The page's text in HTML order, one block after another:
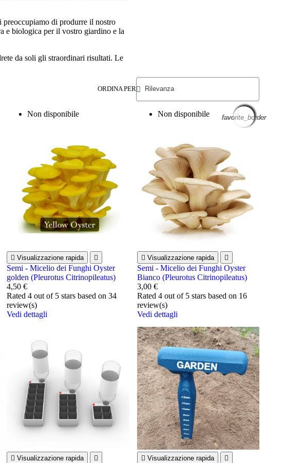
di produrre il nostro
e biologica per il vostro giardino e la
da soli gli straordinari risultati. Le
ORDINA PER
favorite_border
favorite_border
Non disponibile favorite_border
 Visualizzazione rapida 
Semi - Micelio dei Funghi Oyster
golden (Pleurotus Citrinopileatus)
4,50 €
Rated4 out of 5 stars based on34
review(s)
Vedi dettagli
Non disponibile favorite_border
 Visualizzazione rapida 
Semi - Micelio dei Funghi Oyster
Bianco (Pleurotus Citrinopileatus)
3,00 €
Rated 4out of 5 stars based on 16
review(s)
Vedi dettagli
favorite_border
favorite_border
favorite_border
 Visualizzazione rapida 
favorite_border
 Visualizzazione rapida 
favorite_border
favorite_border
favorite_border